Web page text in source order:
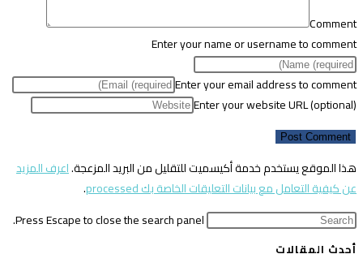
Comment
Enter your name or username to comment
Enter your email address to comment
Enter your website URL (optional)
هذا الموقع يستخدم خدمة أكيسميت للتقليل من البريد المزعجة.اعرف المزيد
عن كيفية التعامل مع بيانات التعليقات الخاصة بك processed
.
Press Escape to close the search panel.
أحدث المقالات